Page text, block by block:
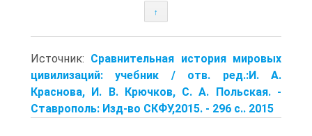
↑
Источник: Сравнительная история мировых
цивилизаций: учебник / отв. ред.:И. А.
Краснова, И. В. Крючков, С. А. Польская. -
Ставрополь: Изд-во СКФУ,2015. - 296 с.. 2015